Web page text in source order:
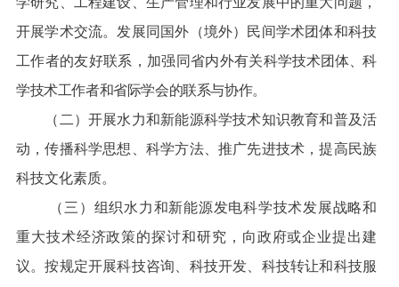
开展学术交流。发展同国外（境外）民间学术团体和科技
工作者的友好联系，加强同省内外有关科学技术团体、科
学技术工作者和省际学会的联系与协作。
（二）开展水力和新能源科学技术知识教育和普及活
动，传播科学思想、科学方法、推广先进技术，提高民族
科技文化素质。
（三）组织水力和新能源发电科学技术发展战略和
重大技术经济政策的探讨和研究，向政府或企业提出建
议。按规定开展科技咨询、科技开发、科技转让和科技服